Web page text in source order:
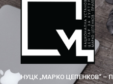
НУЦК „МАРКО ЦЕПЕНКОВ“ –